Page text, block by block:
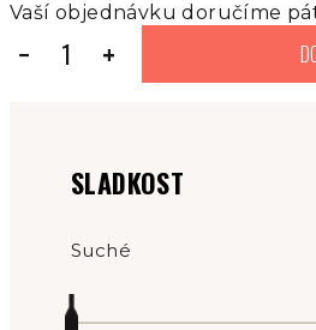
Vaší objednávku doručíme
+
−
SLADKOST
Suché